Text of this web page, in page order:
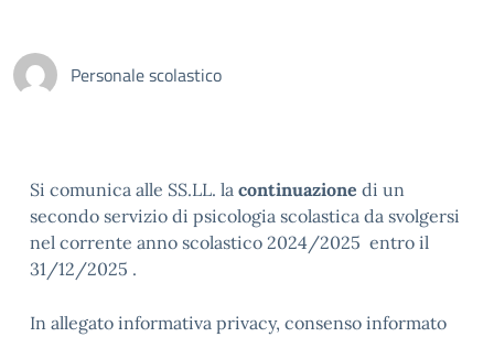
Personale scolastico
Si comunica alle SS.LL. la continuazione di un
secondo servizio di psicologia scolastica da svolgersi
nel corrente anno scolastico 2024/2025 entro il
31/12/2025 .
In allegato informativa privacy, consenso informato